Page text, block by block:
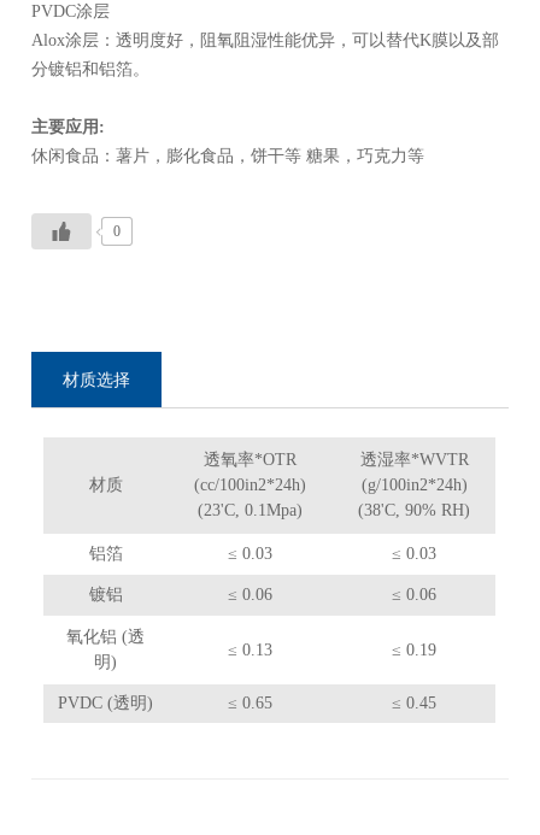
PVDC涂层
Alox涂层：透明度好，阻氧阻湿性能优异，可以替代K膜以及部
分镀铝和铝箔。
主要应用:
休闲食品：薯片，膨化食品，饼干等 糖果，巧克力等
0
材质选择
材质
透氧率*OTR
(cc/100in2*24h)
(23'C, 0.1Mpa)
透湿率*WVTR
(g/100in2*24h)
(38'C, 90% RH)
铝箔 ≤ 0.03 ≤ 0.03
镀铝 ≤ 0.06 ≤ 0.06
氧化铝 (透
明)
≤ 0.13 ≤ 0.19
PVDC (透明) ≤ 0.65 ≤ 0.45